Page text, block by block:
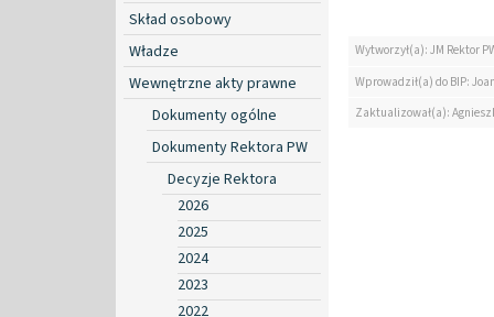
Skład osobowy
Władze
Wewnętrzne akty prawne
Dokumenty ogólne
Dokumenty Rektora PW
Decyzje Rektora
2026
2025
2024
2023
2022
Wytworzył(a): JM Rektor
Wprowadził(a) do BIP:
Zaktualizował(a):